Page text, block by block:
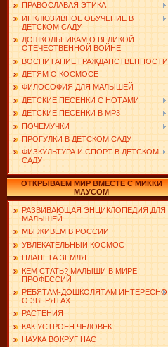
ПРАВОСЛАВАЯ ЭТИКА
ИНКЛЮЗИВНОЕ ОБУЧЕНИЕ В
ДЕТСКОМ САДУ
ДОШКОЛЬНИКАМ О ВЕЛИКОЙ
ОТЕЧЕСТВЕННОЙ ВОЙНЕ
ВОСПИТАНИЕ ГРАЖДАНСТВЕННОСТИ
ДЕТЯМ О КОСМОСЕ
ФИЛОСОФИЯ ДЛЯ МАЛЫШЕЙ
ДЕТСКИЕ ПЕСЕНКИ С НОТАМИ
ДЕТСКИЕ ПЕСЕНКИ В MP3
ПОЧЕМУЧКИ
ПРОГУЛКИ В ДЕТСКОМ САДУ
ФИЗКУЛЬТУРА И СПОРТ В ДЕТСКОМ
САДУ
ОТКРЫВАЕМ МИР ВМЕСТЕ С МИККИ
МАУСОМ
РАЗВИВАЮЩАЯ ЭНЦИКЛОПЕДИЯ ДЛЯ
МАЛЫШЕЙ
МЫ ЖИВЕМ В РОССИИ
УВЛЕКАТЕЛЬНЫЙ КОСМОС
ПЛАНЕТА ЗЕМЛЯ
КЕМ СТАТЬ? МАЛЫШИ В МИРЕ
ПРОФЕССИЙ
РЕБЯТАМ-ДОШКОЛЯТАМ ИНТЕРЕСНО
О ЗВЕРЯТАХ
РАСТЕНИЯ
КАК УСТРОЕН ЧЕЛОВЕК
НАУКА ВОКРУГ НАС